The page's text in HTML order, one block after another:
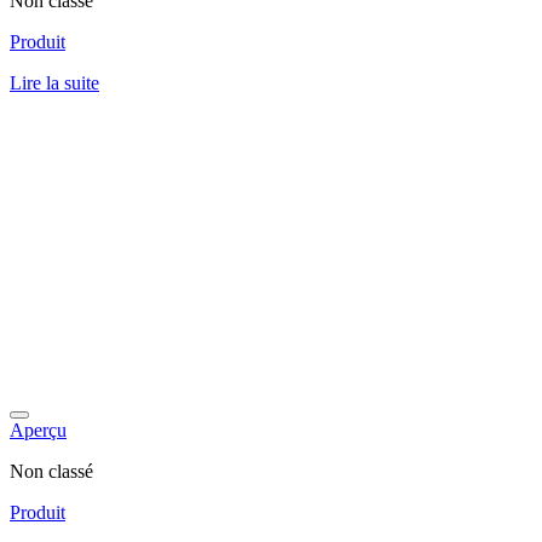
Produit
Lire la suite
Aperçu
Non classé
Produit